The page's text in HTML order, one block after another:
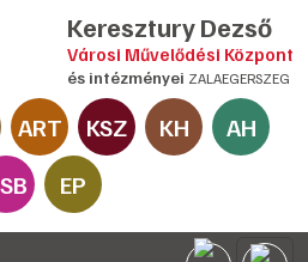
Keresztury Dezső
Városi Művelődési Központ
és intézményei ZALAEGERSZEG
ART KSZ KH
AH
EP